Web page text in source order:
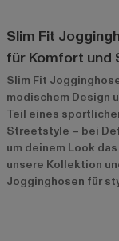
Slim Fit
für Komfort und
Slim Fit
modischem Design
Teil eines
Streetstyle – bei
um deinem Look
unsere Kollektion
Jogginghosen für